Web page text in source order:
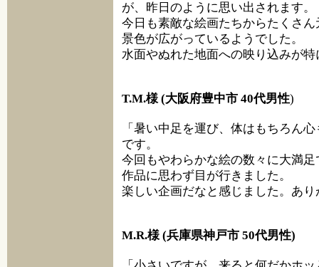
が、昨日のように思い出されます。
今日も素敵な絵画たちからたくさ
景色が広がっているようでした。
水面やぬれた地面への映り込みが
T.M.様 (大阪府豊中市 40代男性)
「暑い中足を運び、体はもちろん
です。
今回もやわらかな絵の数々に大満
作品に思わず目が行きました。
楽しい企画だなと感じました。あ
M.R.様 (兵庫県神戸市 50代男性)